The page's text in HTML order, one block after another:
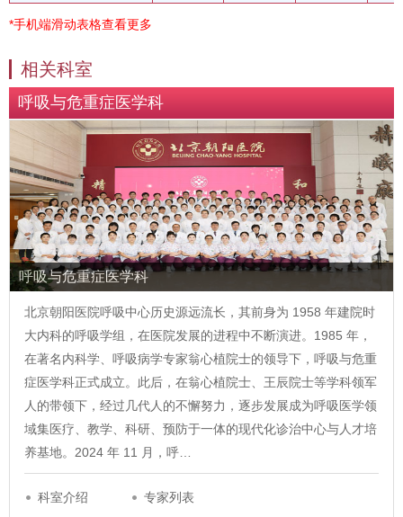
*手机端滑动表格查看更多
相关科室
呼吸与危重症医学科
呼吸与危重症医学科
北京朝阳医院呼吸中心历史源远流长，其前身为 1958 年建院时
大内科的呼吸学组，在医院发展的进程中不断演进。1985 年，
在著名内科学、呼吸病学专家翁心植院士的领导下，呼吸与危重
症医学科正式成立。此后，在翁心植院士、王辰院士等学科领军
人的带领下，经过几代人的不懈努力，逐步发展成为呼吸医学领
域集医疗、教学、科研、预防于一体的现代化诊治中心与人才培
养基地。2024 年 11 月，呼…
科室介绍 专家列表